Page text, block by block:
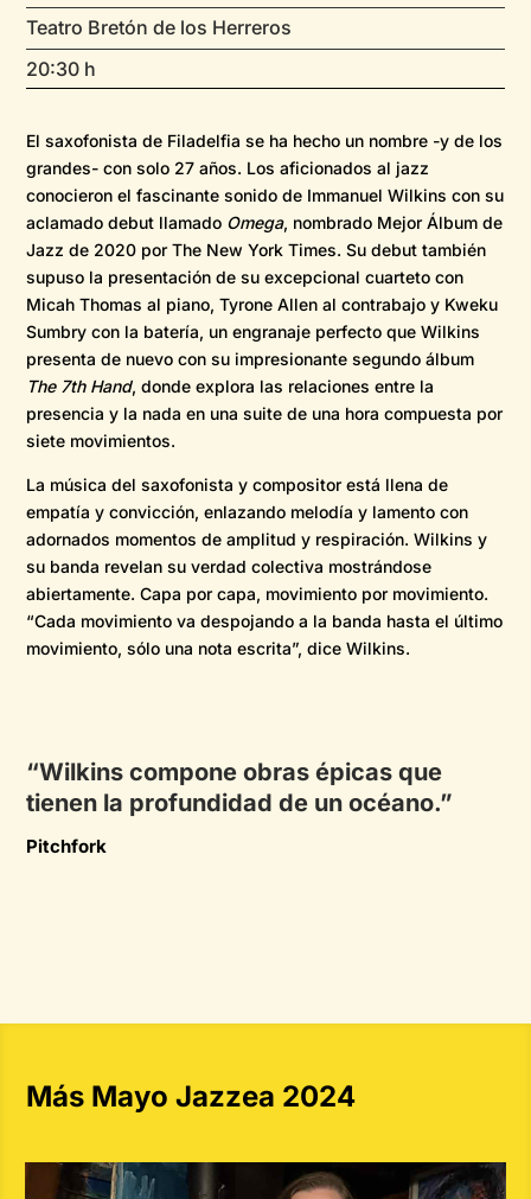
Teatro Bretón de los Herreros
20:30 h
El saxofonista de Filadelfia se ha hecho un nombre -y de los
grandes- con solo 27 años. Los aficionados al jazz
conocieron el fascinante sonido de Immanuel Wilkins con su
aclamado debut llamado Omega, nombrado Mejor Álbum de
Jazz de 2020 por The New York Times. Su debut también
supuso la presentación de su excepcional cuarteto con
Micah Thomas al piano, Tyrone Allen al contrabajo y Kweku
Sumbry con la batería, un engranaje perfecto que Wilkins
presenta de nuevo con su impresionante segundo álbum
The 7th Hand, donde explora las relaciones entre la
presencia y la nada en una suite de una hora compuesta por
siete movimientos.
La música del saxofonista y compositor está llena de
empatía y convicción, enlazando melodía y lamento con
adornados momentos de amplitud y respiración. Wilkins y
su banda revelan su verdad colectiva mostrándose
abiertamente. Capa por capa, movimiento por movimiento.
“Cada movimiento va despojando a la banda hasta el último
movimiento, sólo una nota escrita”, dice Wilkins.
“Wilkins compone obras épicas que
tienen la profundidad de un océano.”
Pitchfork
Más Mayo Jazzea 2024